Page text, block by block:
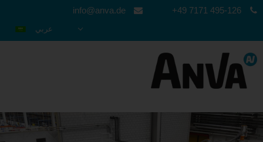
+49 7171 495-126
info@anva.de
عربي